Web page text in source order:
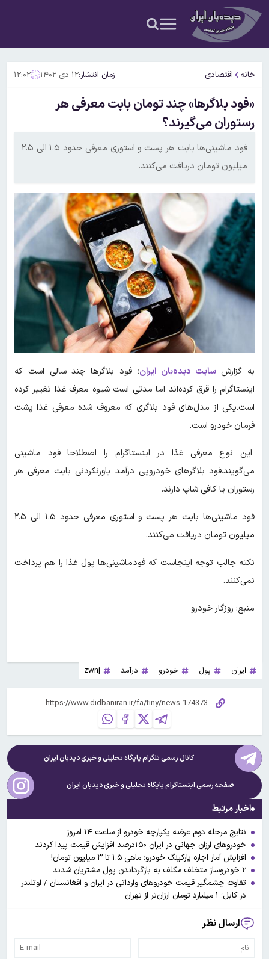
خانه اقتصادی زمان انتشار:۱۲ دی ۱۴۰۲ ۱۲:۰۲
«فود بلاگرها» چند تومان بابت معرفی هر
رستوران می‌گیرند؟
فود ماشینی‌ها بابت هر پست و استوری معرفی حدود ۱.۵ الی ۲.۵
میلیون تومان دریافت می‌کنند.
به گزارشسایت دیده‌بان ایران؛ فود بلاگرها چند سالی است که
اینستاگرام را قرق کرده‌اند اما مدتی است شیوه معرف غذا تغییر کرده
است.یکی از مدل‌های فود بلاگری که معروف شده معرفی غذا پشت
فرمان خودرو است.
این نوع معرفی غذا در اینستاگرام را اصطلاحا فود ماشینی
می‌گویند.فود بلاگرهای خودرویی درآمد باورنکردنی بابت معرفی هر
رستوران یا کافی شاپ دارند.
فود ماشینی‌ها بابت هر پست و استوری معرفی حدود ۱.۵ الی ۲.۵
میلیون تومان دریافت می‌کنند.
نکته جالب توجه اینجاست که فودماشینی‌ها پول غذا را هم پرداخت
نمی‌کنند.
منبع: روزگار خودرو
ایران پول خودرو درآمد zwnj
کانال رسمی تلگرام پایگاه تحلیلی و خبریدیدبان ایران
صفحه رسمی اینستاگرام پایگاه تحلیلی و خبریدیدبان ایران
اخبار مرتبط
نتایج مرحله دوم عرضه یکپارچه خودرو از ساعت ۱۴ امروز
خودروهای ارزان جهانی در ایران ۱۵۰درصد افزایش قیمت پیدا کردند
افزایش آمار اجاره پارکینگ خودرو؛ ماهی ۱.۵ تا ۳ میلیون تومان!
۲ خودروساز متخلف مکلف به بازگرداندن پول مشتریان شدند
تفاوت چشمگیر قیمت خودروهای وارداتی‌ در ایران و افغانستان / اوتلندر
در کابل؛ ۱ میلیارد تومان ارزان‌تر از تهران
ارسال نظر